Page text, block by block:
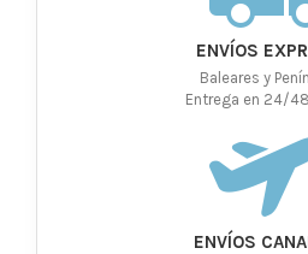
ENVÍOS
Baleares y
Entrega en 24/
ENVÍOS